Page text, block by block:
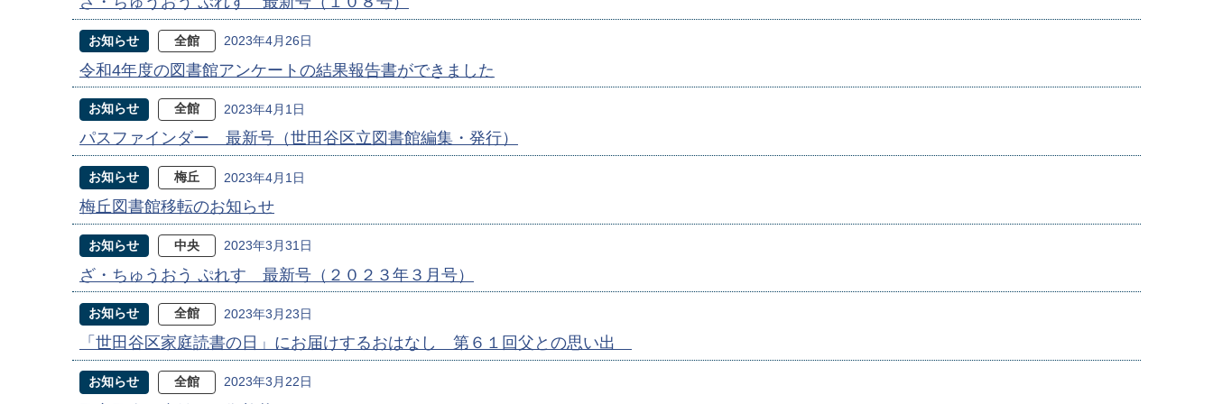
お知らせ 全館 2023年4月26日
令和4年度の図書館アンケートの結果報告書ができました
お知らせ 全館 2023年4月1日
パスファインダー 最新号（世田谷区立図書館編集・発行）
お知らせ 梅丘 2023年4月1日
梅丘図書館移転のお知らせ
お知らせ 中央 2023年3月31日
ざ・ちゅうおう ぷれす 最新号（２０２３年３月号）
お知らせ 全館 2023年3月23日
「世田谷区家庭読書の日」にお届けするおはなし 第６１回父との思い出
お知らせ 全館 2023年3月22日